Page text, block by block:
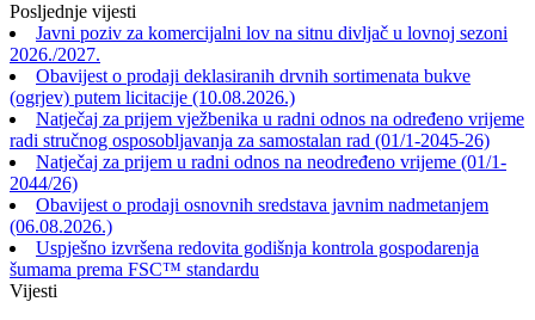
Posljednje vijesti
Javni poziv za komercijalni lov na sitnu divljač u lovnoj sezoni
2026./2027.
Obavijest o prodaji deklasiranih drvnih sortimenata bukve
(ogrjev) putem licitacije (10.08.2026.)
Natječaj za prijem vježbenika u radni odnos na određeno vrijeme
radi stručnog osposobljavanja za samostalan rad (01/1-2045-26)
Natječaj za prijem u radni odnos na neodređeno vrijeme (01/1-
2044/26)
Obavijest o prodaji osnovnih sredstava javnim nadmetanjem
(06.08.2026.)
Uspješno izvršena redovita godišnja kontrola gospodarenja
šumama prema FSC™ standardu
Vijesti